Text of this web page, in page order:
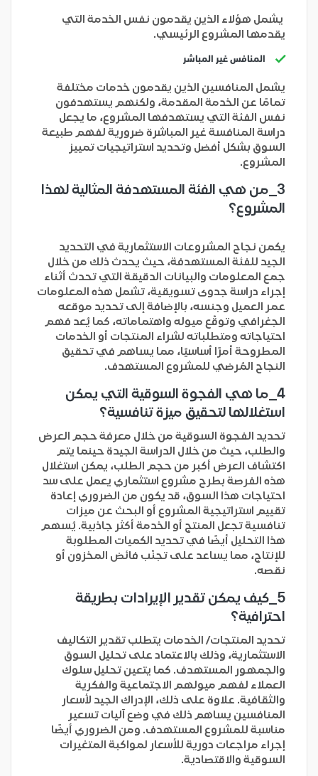
يشمل هؤلاء الذين يقدمون نفس الخدمة التي
يقدمها المشروع الرئيسي.
المنافس غير المباشر
يشمل المنافسين الذين يقدمون خدمات مختلفة
تمامًا عن الخدمة المقدمة، ولكنهم يستهدفون
نفس الفئة التي يستهدفها المشروع، ما يجعل
دراسة المنافسة غير المباشرة ضرورية لفهم طبيعة
السوق بشكل أفضل وتحديد استراتيجيات تمييز
المشروع.
3_ من هي الفئة المستهدفة المثالية لهذا
المشروع؟
يكمن نجاح المشروعات الاستثمارية في التحديد
الجيد للفئة المستهدفة، حيث يحدث ذلك من خلال
جمع المعلومات والبيانات الدقيقة التي تحدث أثناء
إجراء دراسة جدوى تسويقية، تشمل هذه المعلومات
عمر العميل وجنسه، بالإضافة إلى تحديد موقعه
الجغرافي وتوقّع ميوله واهتماماته، كما يُعد فهم
احتياجاته ومتطلباته لشراء المنتجات أو الخدمات
المطروحة أمرًا أساسيًا، مما يساهم في تحقيق
النجاح المُرضي للمشروع المستهدف.
4_ ما هي الفجوة السوقية التي يمكن
استغلالها لتحقيق ميزة تنافسية؟
تحديد الفجوة السوقية من خلال معرفة حجم العرض
والطلب، حيث من خلال الدراسة الجيدة حينما يتم
اكتشاف العرض أكبر من حجم الطلب، يمكن استغلال
هذه الفرصة بطرح مشروع استثماري يعمل على سد
احتياجات هذا السوق، قد يكون من الضروري إعادة
تقييم استراتيجية المشروع أو البحث عن ميزات
تنافسية تجعل المنتج أو الخدمة أكثر جاذبية. يُسهم
هذا التحليل أيضًا في تحديد الكميات المطلوبة
للإنتاج، مما يساعد على تجنّب فائض المخزون أو
نقصه.
5_ كيف يمكن تقدير الإيرادات بطريقة
احترافية؟
تحديد المنتجات/ الخدمات يتطلب تقدير التكاليف
الاستثمارية، وذلك بالاعتماد على تحليل السوق
والجمهور المستهدف. كما يتعين تحليل سلوك
العملاء لفهم ميولهم الاجتماعية والفكرية
والثقافية. علاوة على ذلك، الإدراك الجيد لأسعار
المنافسين يساهم ذلك في وضع آليات تسعير
مناسبة للمشروع المستهدف. ومن الضروري أيضًا
إجراء مراجعات دورية للأسعار لمواكبة المتغيرات
السوقية والاقتصادية.